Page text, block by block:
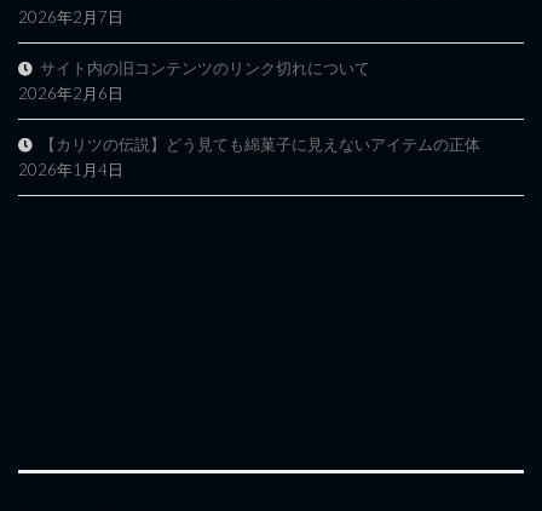
2026年2月7日
サイト内の旧コンテンツのリンク切れについて
2026年2月6日
【カリツの伝説】どう見ても綿菓子に見えないアイテムの正体
2026年1月4日